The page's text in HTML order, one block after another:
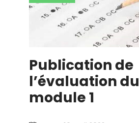
Publication de
l’évaluation du
module 1